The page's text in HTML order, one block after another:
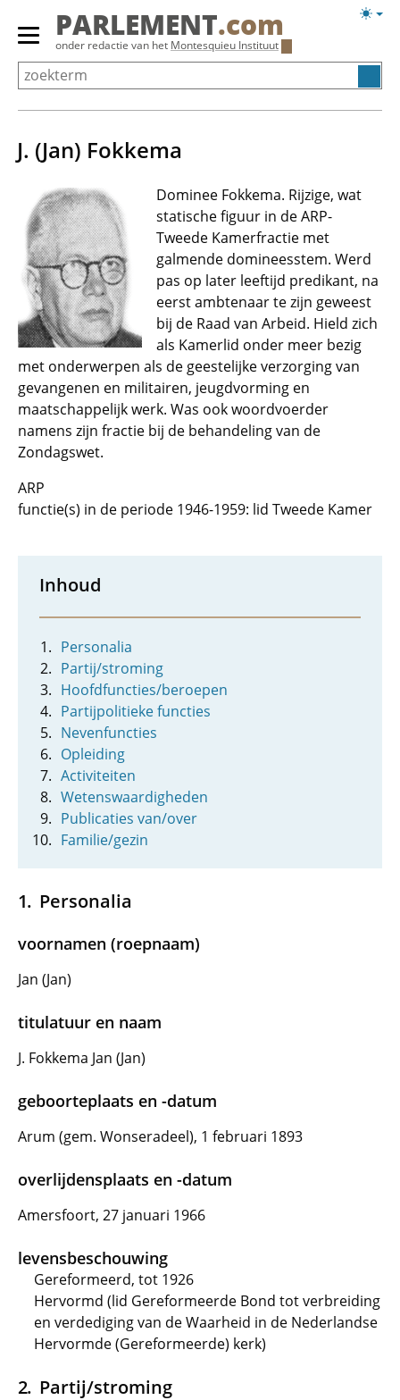
Overslaan
Primair
menu
tonen/verbergen
PARLEMENT.com
onder redactie van het Montesquieu Instituut
J. (Jan) Fokkema
Dominee Fokkema. Rijzige, wat
statische figuur in de ARP-
Tweede Kamerfractie met
galmende domineesstem. Werd
pas op later leeftijd predikant, na
eerst ambtenaar te zijn geweest
bij de Raad van Arbeid. Hield zich
als Kamerlid onder meer bezig
met onderwerpen als de geestelijke verzorging van
gevangenen en militairen, jeugdvorming en
maatschappelijk werk. Was ook woordvoerder
namens zijn fractie bij de behandeling van de
Zondagswet.
ARP
functie(s) in de periode 1946-1959: lid Tweede Kamer
Inhoud
Personalia
Partij/stroming
Hoofdfuncties/beroepen
Partijpolitieke functies
Nevenfuncties
Opleiding
Activiteiten
Wetenswaardigheden
Publicaties van/over
Familie/gezin
Personalia
voornamen (roepnaam)
Jan (Jan)
titulatuur en naam
J. Fokkema Jan (Jan)
geboorteplaats en -datum
Arum (gem. Wonseradeel), 1 februari 1893
overlijdensplaats en -datum
Amersfoort, 27 januari 1966
levensbeschouwing
Gereformeerd, tot 1926
Hervormd (lid Gereformeerde Bond tot verbreiding
en verdediging van de Waarheid in de Nederlandse
Hervormde (Gereformeerde) kerk)
Partij/stroming